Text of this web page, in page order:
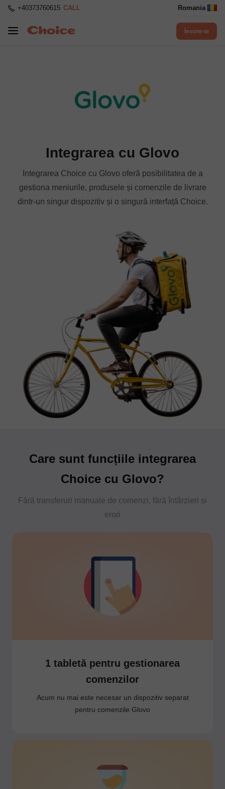
+40373760615 CALL Romania
Înscrie-te
Integrarea cu Glovo
Integrarea Choice cu Glovo oferă posibilitatea de a
gestiona meniurile, produsele și comenzile de livrare
dintr-un singur dispozitiv și o singură interfață Choice.
Care sunt funcțiile integrarea
Choice cu Glovo?
Fără transferuri manuale de comenzi, fără întârzieri și
erori
1 tabletă pentru gestionarea
comenzilor
Acum nu mai este necesar un dispozitiv separat
pentru comenzile Glovo